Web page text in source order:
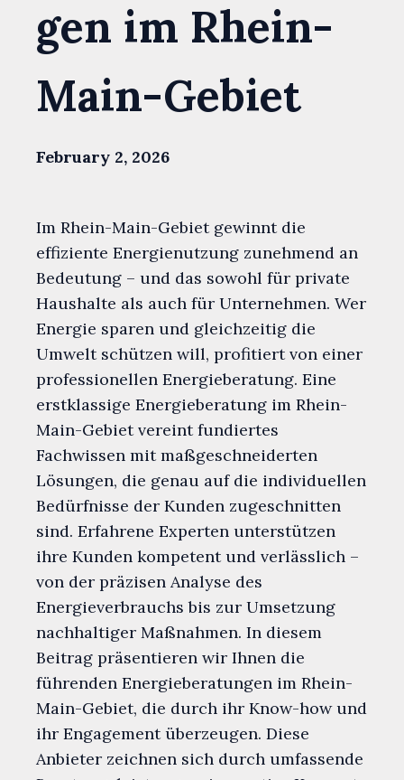
gen im Rhein-
Main-Gebiet
February 2, 2026
Im Rhein-Main-Gebiet gewinnt die
effiziente Energienutzung zunehmend an
Bedeutung – und das sowohl für private
Haushalte als auch für Unternehmen. Wer
Energie sparen und gleichzeitig die
Umwelt schützen will, profitiert von einer
professionellen Energieberatung. Eine
erstklassige Energieberatung im Rhein-
Main-Gebiet vereint fundiertes
Fachwissen mit maßgeschneiderten
Lösungen, die genau auf die individuellen
Bedürfnisse der Kunden zugeschnitten
sind. Erfahrene Experten unterstützen
ihre Kunden kompetent und verlässlich –
von der präzisen Analyse des
Energieverbrauchs bis zur Umsetzung
nachhaltiger Maßnahmen. In diesem
Beitrag präsentieren wir Ihnen die
führenden Energieberatungen im Rhein-
Main-Gebiet, die durch ihr Know-how und
ihr Engagement überzeugen. Diese
Anbieter zeichnen sich durch umfassende